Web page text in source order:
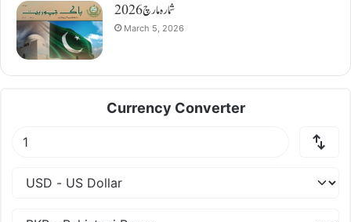
شمارہ مارچ 2026
March 5, 2026
Currency Converter